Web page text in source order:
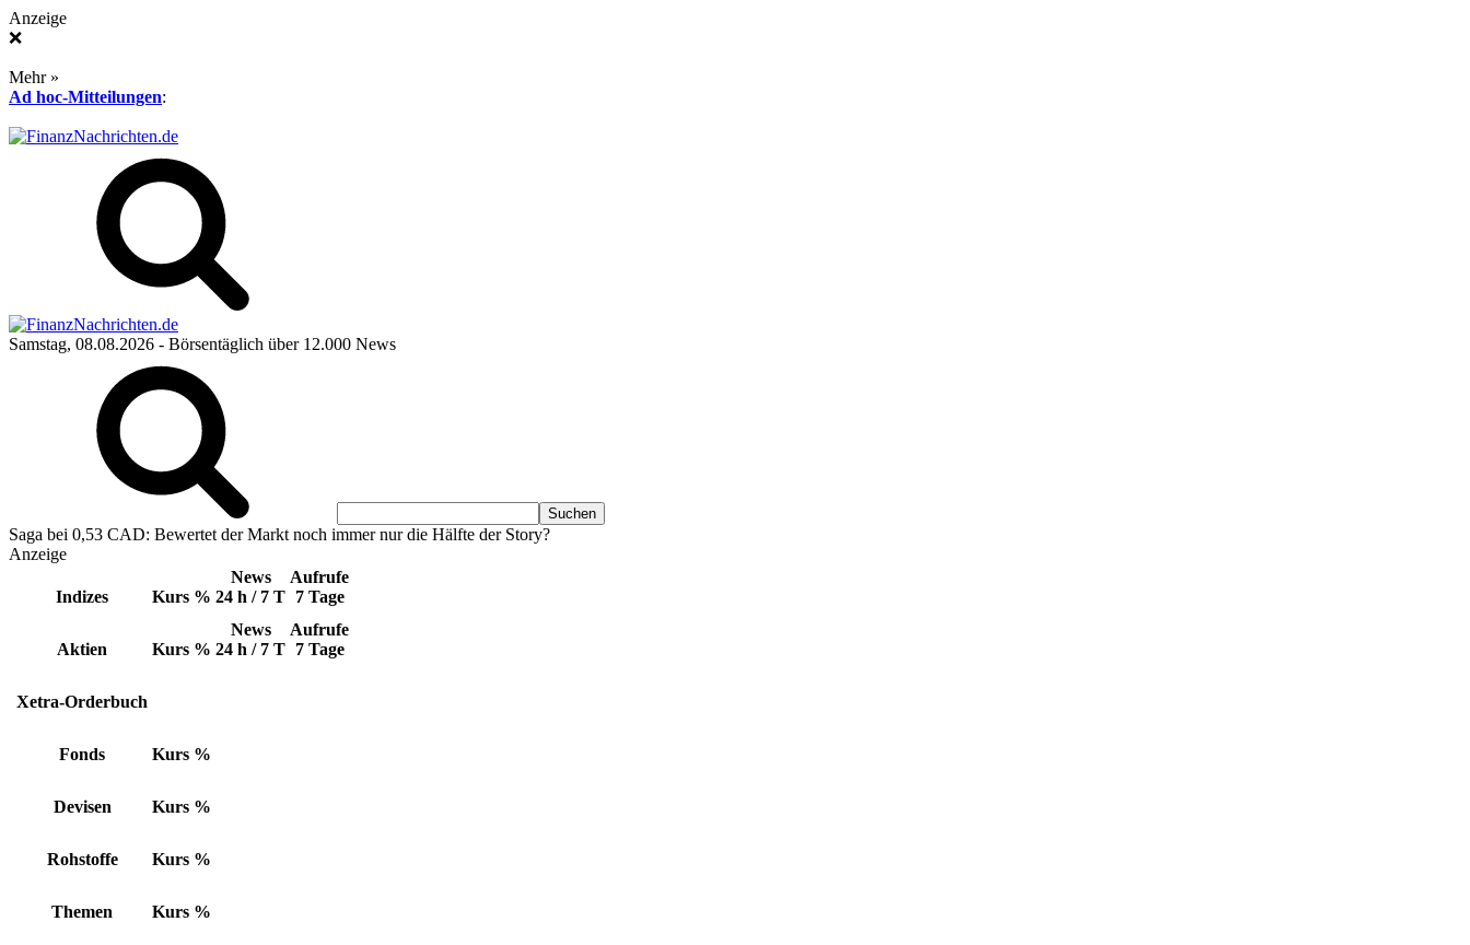
Anzeige
❌
Mehr »
Ad hoc-Mitteilungen:
Samstag, 08.08.2026 - Börsentäglich über 12.000 News
Saga bei 0,53 CAD: Bewertet der Markt noch immer nur die Hälfte der Story?
Anzeige
Indizes Kurs %
News
24 h / 7 T
Aufrufe
7 Tage
Aktien Kurs %
News
24 h / 7 T
Aufrufe
7 Tage
Xetra-Orderbuch
Fonds Kurs %
Devisen Kurs %
Rohstoffe Kurs %
Themen Kurs %